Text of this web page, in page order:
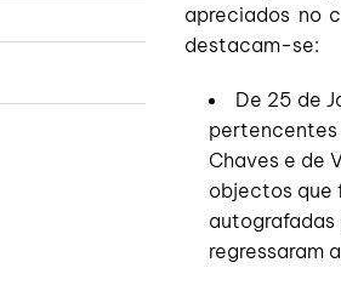
apreciados no
destacam-se:
De 25 de
pertencentes
Chaves e de
objectos que
regressaram